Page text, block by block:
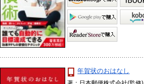
年賀状のおはなし